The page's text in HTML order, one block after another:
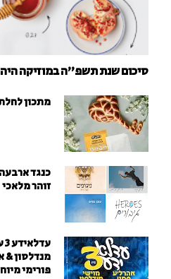
סיכום שנת תשפ"ה במוזיקה
מתכון
כנגד
זוהר מלאכי
מנדלסון
פורימי